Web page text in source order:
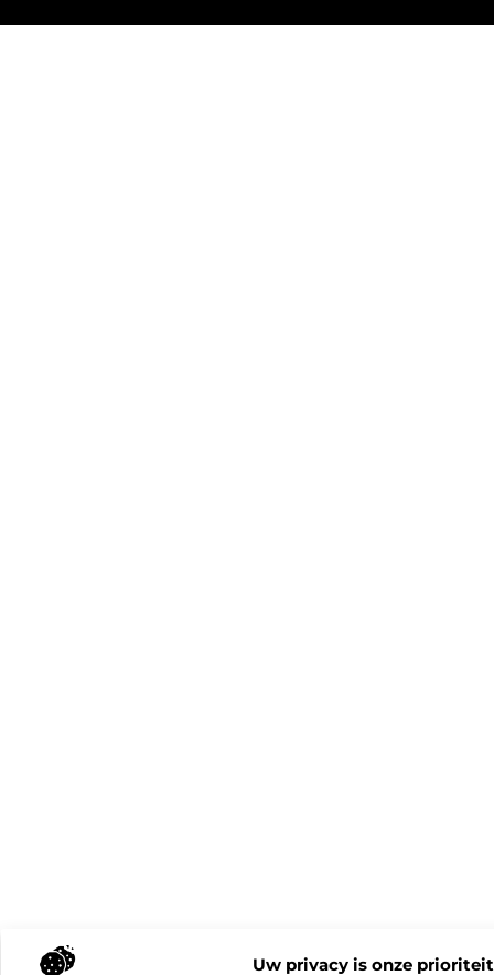
Uw privacy is onze prioriteit